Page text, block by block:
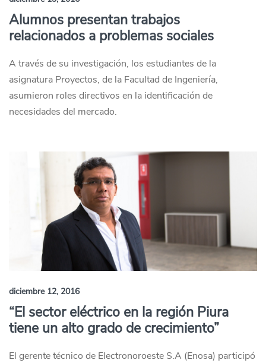
Alumnos presentan trabajos
relacionados a problemas sociales
A través de su investigación, los estudiantes de la
asignatura Proyectos, de la Facultad de Ingeniería,
asumieron roles directivos en la identificación de
necesidades del mercado.
diciembre 12, 2016
“El sector eléctrico en la región Piura
tiene un alto grado de crecimiento”
El gerente técnico de Electronoroeste S.A (Enosa) participó